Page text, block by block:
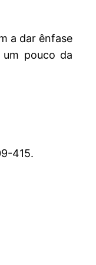
a dar ênfase
pouco da
415.